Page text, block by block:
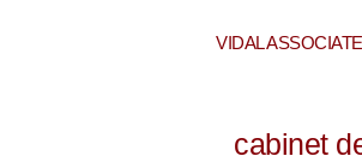
VIDAL
cabinet